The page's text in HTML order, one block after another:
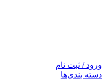
ورود / ثبت نام
دسته بندی‌ها